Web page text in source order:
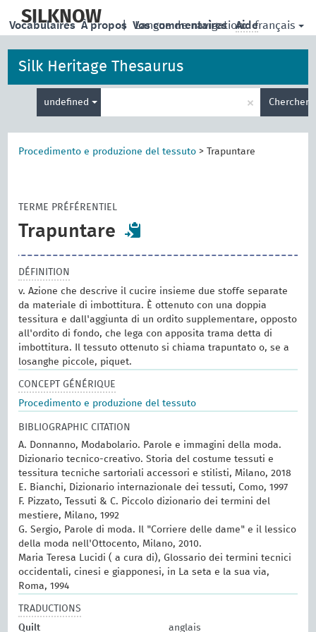
main
SILKNOW | Langue de navigation: français
Vocabulaires À propos Vos commentaires Aide
Silk Heritage Thesaurus
undefined
de
recherche
× Chercher
Procedimento e produzione del tessuto > Trapuntare
TERME PRÉFÉRENTIEL
Trapuntare
DÉFINITION
v. Azione che descrive il cucire insieme due stoffe separate
da materiale di imbottitura. È ottenuto con una doppia
tessitura e dall'aggiunta di un ordito supplementare, opposto
all'ordito di fondo, che lega con apposita trama detta di
imbottitura. Il tessuto ottenuto si chiama trapuntato o, se a
losanghe piccole, piquet.
CONCEPT GÉNÉRIQUE
Procedimento e produzione del tessuto
BIBLIOGRAPHIC CITATION
A. Donnanno, Modabolario. Parole e immagini della moda.
Dizionario tecnico-creativo. Storia del costume tessuti e
tessitura tecniche sartoriali accessori e stilisti, Milano, 2018
E. Bianchi, Dizionario internazionale dei tessuti, Como, 1997
F. Pizzato, Tessuti & C. Piccolo dizionario dei termini del
mestiere, Milano, 1992
G. Sergio, Parole di moda. Il "Corriere delle dame" e il lessico
della moda nell'Ottocento, Milano, 2010.
Maria Teresa Lucidi ( a cura di), Glossario dei termini tecnici
occidentali, cinesi e giapponesi, in La seta e la sua via,
Roma, 1994
TRADUCTIONS
Quilt
anglais